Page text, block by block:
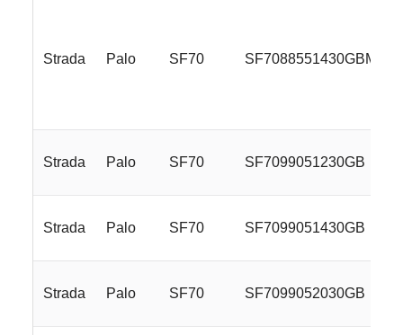
Strada Palo SF70 SF7088551430GBMLR
Strada Palo SF70 SF7099051230GB
Strada Palo SF70 SF7099051430GB
Strada Palo SF70 SF7099052030GB